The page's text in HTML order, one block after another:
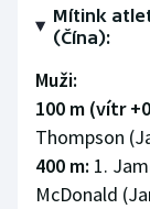
Mítink
(Čína):
Muži:
100 m (vítr
Thompson
400 m: 1.
McDonald